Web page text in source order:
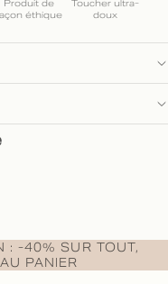
Produit de
éthique
Toucher ultra-
doux
: -40% SUR TOUT,
PANIER